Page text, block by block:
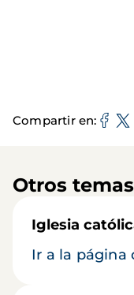
Compartir en
Otros
Iglesia
Ir a la página